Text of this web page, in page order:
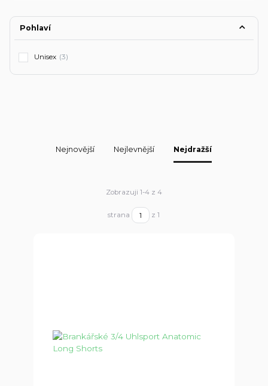
Pohlaví
Unisex (3)
Nejnovější Nejlevnější Nejdražší
Zobrazuji 1-4 z 4
strana z 1